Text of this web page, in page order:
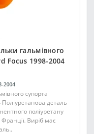
гальмівного
Focus 1998-2004
2004
супорта
деталь
поліуретану
Виріб має